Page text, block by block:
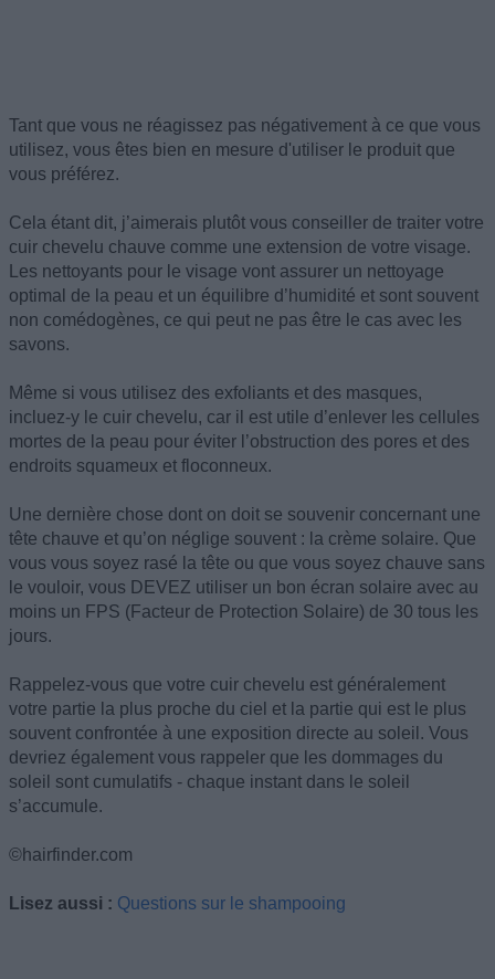
Tant que vous ne réagissez pas négativement à ce que vous
utilisez, vous êtes bien en mesure d'utiliser le produit que
vous préférez.
Cela étant dit, j’aimerais plutôt vous conseiller de traiter votre
cuir chevelu chauve comme une extension de votre visage.
Les nettoyants pour le visage vont assurer un nettoyage
optimal de la peau et un équilibre d’humidité et sont souvent
non comédogènes, ce qui peut ne pas être le cas avec les
savons.
Même si vous utilisez des exfoliants et des masques,
incluez-y le cuir chevelu, car il est utile d’enlever les cellules
mortes de la peau pour éviter l’obstruction des pores et des
endroits squameux et floconneux.
Une dernière chose dont on doit se souvenir concernant une
tête chauve et qu’on néglige souvent : la crème solaire. Que
vous vous soyez rasé la tête ou que vous soyez chauve sans
le vouloir, vous DEVEZ utiliser un bon écran solaire avec au
moins un FPS (Facteur de Protection Solaire) de 30 tous les
jours.
Rappelez-vous que votre cuir chevelu est généralement
votre partie la plus proche du ciel et la partie qui est le plus
souvent confrontée à une exposition directe au soleil. Vous
devriez également vous rappeler que les dommages du
soleil sont cumulatifs - chaque instant dans le soleil
s’accumule.
©hairfinder.com
Lisez aussi : Questions sur le shampooing